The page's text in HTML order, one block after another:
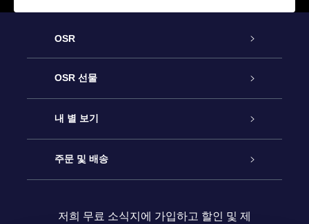
OSR
고객 서비스
연락처
블로그
OSR 선물
온라인 별 선물
OSR 선물 팩
내 별 보기
Star Register
주문 및 배송
저희 무료 소식지에 가입하고 할인 및 제